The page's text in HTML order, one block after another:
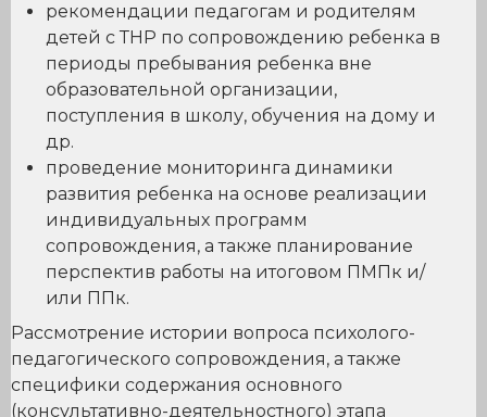
рекомендации педагогам и родителям
детей с ТНР по сопровождению ребенка в
периоды пребывания ребенка вне
образовательной организации,
поступления в школу, обучения на дому и
др.
проведение мониторинга динамики
развития ребенка на основе реализации
индивидуальных программ
сопровождения, а также планирование
перспектив работы на итоговом ПМПк и/
или ППк.
Рассмотрение истории вопроса психолого-
педагогического сопровождения, а также
специфики содержания основного
(консультативно-деятельностного) этапа